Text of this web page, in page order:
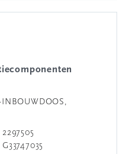
INBOUWDOOS,
2297505
G33747035